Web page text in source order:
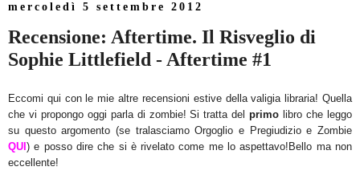
mercoledì 5 settembre 2012
Recensione: Aftertime. Il Risveglio di
Sophie Littlefield - Aftertime #1
Eccomi qui con le mie altre recensioni estive della valigia libraria! Quella
che vi propongo oggi parla di zombie! Si tratta delprimo libro che leggo
su questo argomento (se tralasciamo Orgoglio e Pregiudizio e Zombie
QUI) e posso dire che si è rivelato come me lo aspettavo!Bello ma non
eccellente!